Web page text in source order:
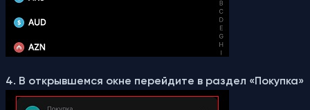
4. В открывшемся окне перейдите в раздел «Покупка»